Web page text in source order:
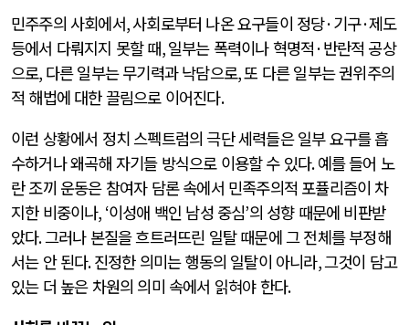
민주주의 사회에서,사회로부터 나온 요구들이 정당·기구·제도
등에서 다뤄지지 못할 때,일부는 폭력이나 혁명적 ·반란적 공상
으로, 다른 일부는 무기력과 낙담으로,또 다른 일부는 권위주의
적 해법에 대한 끌림으로 이어진다.
이런 상황에서 정치 스펙트럼의 극단 세력들은 일부 요구를 흡
수하거나 왜곡해 자기들 방식으로 이용할 수 있다.예를 들어 노
란 조끼 운동은 참여자 담론 속에서 민족주의적 포퓰리즘이 차
지한 비중이나, ‘이성애 백인 남성 중심’의 성향 때문에 비판받
았다.그러나 본질을 흐트러뜨린 일탈 때문에 그 전체를 부정해
서는 안 된다.진정한 의미는 행동의 일탈이 아니라,그것이 담고
있는 더 높은 차원의 의미 속에서 읽혀야 한다.